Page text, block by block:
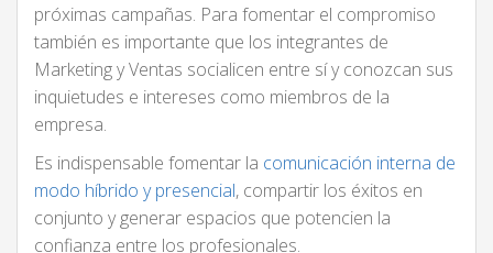
próximas campañas. Para fomentar el compromiso
también es importante que los integrantes de
Marketing y Ventas socialicen entre sí y conozcan sus
inquietudes e intereses como miembros de la
empresa.
Es indispensable fomentar la comunicación interna de
modo híbrido y presencial, compartir los éxitos en
conjunto y generar espacios que potencien la
confianza entre los profesionales.